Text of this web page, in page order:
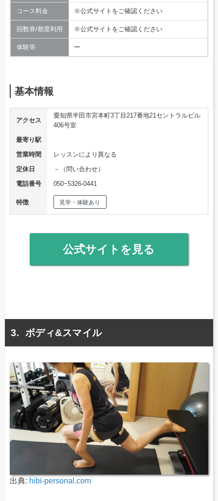
コース料金 ※公式サイトをご確認ください
回数券/都度利用 ※公式サイトをご確認ください
体験等 ー
基本情報
アクセス
愛知県半田市宮本町3丁目217番地21セントラルビル
406号室
最寄り駅
営業時間
レッスンにより異なる
定休日
－（問い合わせ）
電話番号
050−5326-0441
特徴 見学・体験あり
公式サイトを見る
ボディ&スマイル
出典: hibi-personal.com